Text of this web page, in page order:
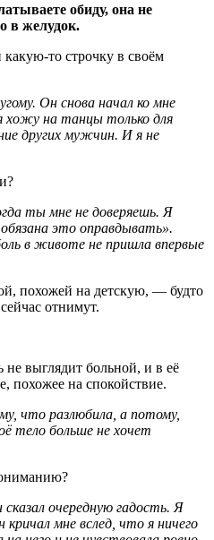
обиду, она не
в желудок.
то строчку в своём
Он снова начал ко мне
хожу на танцы только для
других мужчин. И я не
ты мне не доверяешь. Я
это оправдывать».
в животе не пришла впервые
похожей на детскую, — будто
отнимут.
выглядит больной, и в её
похожее на спокойствие.
что разлюбила, а потому,
тело больше не хочет
очередную гадость. Я
кричал мне вслед, что я ничего